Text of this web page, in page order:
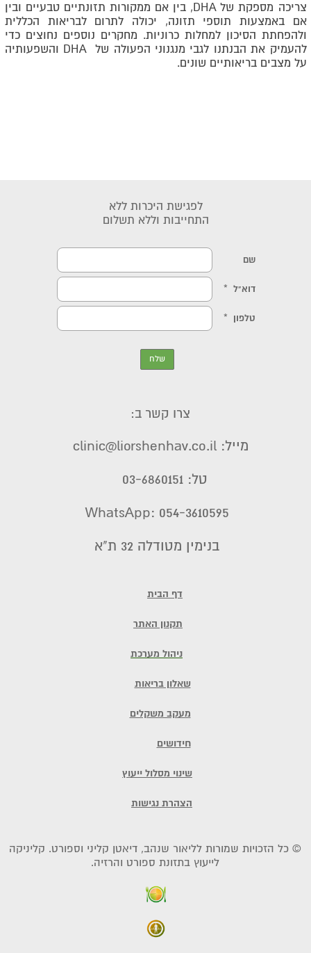
צריכה מספקת של,DHA בין אם ממקורות תזונתיים טבעיים ובין
אם באמצעות תוספי תזונה, יכולה לתרום לבריאות הכללית
ולהפחתת הסיכון למחלות כרוניות. מחקרים נוספים נחוצים כדי
להעמיק את הבנתנו לגבי מנגנוני הפעולה של DHA והשפעותיה
על מצבים בריאותיים שונים.
© כל הזכויות שמורות לליאור שנהב, דיאטן קליני וספורט. קליניקה
לייעוץ בתזונת ספורט והרזיה.
דף הבית
תקנון האתר
ניהול מערכת
שאלון בריאות
מעקב משקלים
חידושים
שינוי מסלול ייעוץ
הצהרת נגישות
לפגישת היכרות ללא
התחייבות וללא תשלום
בנימין מטודלה 32 ת"א
צרו קשר ב:
מייל: clinic@liorshenhav.co.il
טל: 03-6860151
WhatsApp: 054-3610595